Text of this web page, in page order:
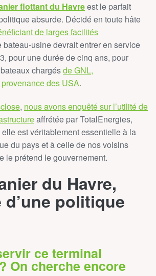
flottant du Havreest le parfait
absurde. Décidé en toute hâte
de larges facilités
bateau-usine devrait entrer en service
pour une durée de cinq ans, pour
chargésde GNL,
des USA.
, nous avons enquêté sur l’utilité de
affrétée par TotalEnergies,
est véritablement essentielle à la
du pays et à celle de nos voisins
le prétend le gouvernement.
du Havre,
politique
ce terminal
On cherche encore